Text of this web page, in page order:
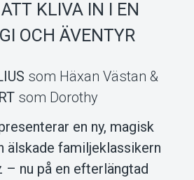
KLIVA IN I EN
OCH ÄVENTYR
som Häxan Västan &
som Dorothy
en ny, magisk
älskade familjeklassikern
– nu på en efterlängtad